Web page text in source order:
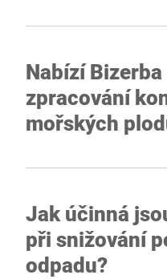
Nabízí
zpracování
mořských
Jak účinná
při snižování
odpadu?